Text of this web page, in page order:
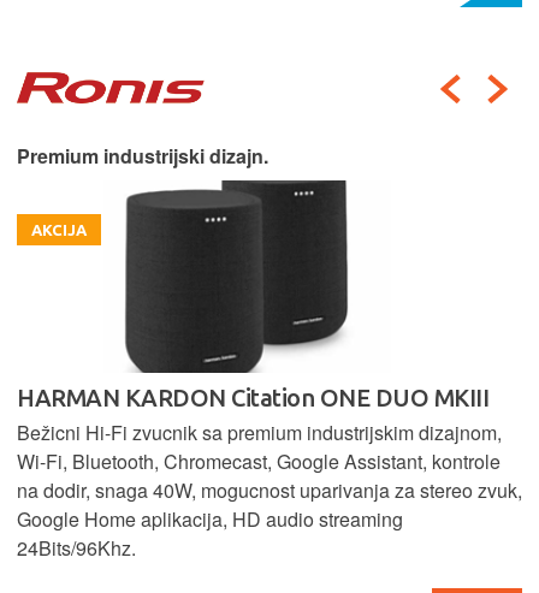
Premium industrijski dizajn.
AKCIJA
HARMAN KARDON Citation ONE DUO MKIII
Bežicni Hi-Fi zvucnik sa premium industrijskim dizajnom,
Wi-Fi, Bluetooth, Chromecast, Google Assistant, kontrole
na dodir, snaga 40W, mogucnost uparivanja za stereo zvuk,
Google Home aplikacija, HD audio streaming
24Bits/96Khz.